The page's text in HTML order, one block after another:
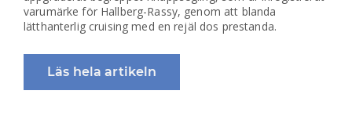
varumärke för Hallberg-Rassy, genom att blanda
lätthanterlig cruising med en rejäl dos prestanda.
Läs hela artikeln